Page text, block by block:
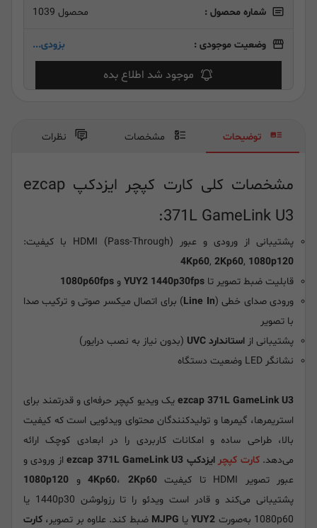
شماره محصول : محصول 1039
وضعیت موجودی : بزودی...
موجود شد اطلاع بده
مشخصات کلی کارت کپچر ایزدکپ ezcap
371L GameLink U3:
پشتیبانی از ورودی و عبور (Pass-Through) HDMI با کیفیت:
4Kp60, 2Kp60, 1080p120
قابلیت ضبط تصویر تا YUY2 1440p30fps و 1080p60fps
ورودی صدای خطی (Line In) برای اتصال میکسر صوتی و ترکیب صدا
با تصویر
پشتیبانی از استاندارد UVC
(بدون نیاز به نصب درایور)
نشانگر LED وضعیت دستگاه
ezcap 371L GameLink U3 یک ویدیو کپچر حرفه‌ای و قدرتمند برای
استریمرها، گیمرها و تولیدکنندگان محتوای ویدئویی است که کیفیت
بالا، طراحی ساده و امکانات کاربردی را در ابعادی کوچک ارائه
می‌دهد.کارت کپچرایزدکپ ezcap 371L GameLink U3
از ورودی و
عبور تصویر HDMI تا کیفیت
4Kp60، 2Kp60 و 1080p120
پشتیبانی می‌کند و قادر است ویدئو را تا رزولوشن 1440p30 یا
1080p60 به‌صورت
YUY2یا MJPG ضبط کند. علاوه بر تصویر، کارت